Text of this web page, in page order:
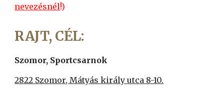
nevezésnél!)
RAJT, CÉL:
Szomor, Sportcsarnok
2822 Szomor, Mátyás király utca 8-10.